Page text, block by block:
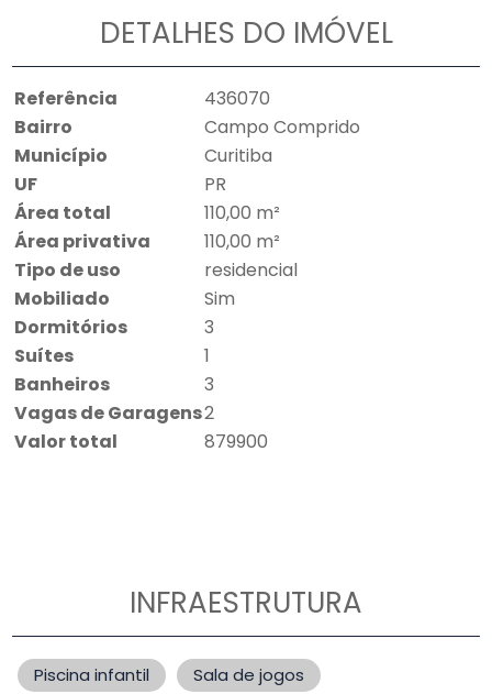
DETALHES DO IMÓVEL
Referência
436070
Bairro
Campo Comprido
Município
Curitiba
UF
PR
Área total
110,00 m²
Área privativa
110,00 m²
Tipo de uso
residencial
Mobiliado
Sim
Dormitórios
3
Suítes
1
Banheiros
3
Vagas de Garagens2
Valor total
879900
INFRAESTRUTURA
Piscina infantil Sala de jogos